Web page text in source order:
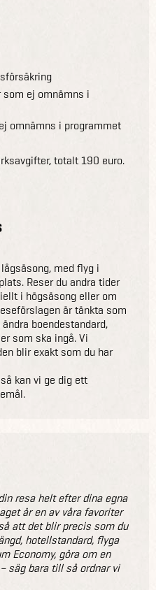
ej omnämns i
omnämns i programmet
totalt 190 euro.
med flyg i
Reser du andra tider
i högsäsong eller om
är tänkta som
boendestandard,
som ska ingå. Vi
blir exakt som du har
kan vi ge dig ett
resa helt efter dina egna
är en av våra favoriter
att det blir precis som du
hotellstandard, flyga
Economy, göra om en
säg bara till så ordnar vi